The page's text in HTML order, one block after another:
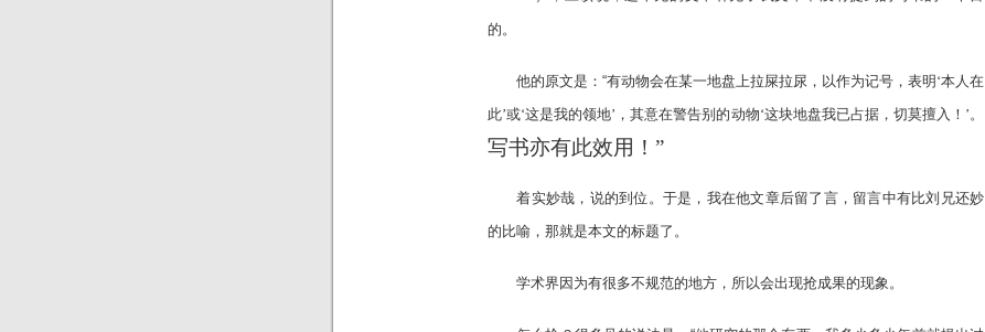
的。
他的原文是：“有动物会在某一地盘上拉屎拉尿，以作为记号，表明‘本人在
此’或‘这是我的领地’，其意在警告别的动物‘这块地盘我已占据，切莫擅入！’。
写书亦有此效用！”
着实妙哉，说的到位。于是，我在他文章后留了言，留言中有比刘兄还妙
的比喻，那就是本文的标题了。
学术界因为有很多不规范的地方，所以会出现抢成果的现象。